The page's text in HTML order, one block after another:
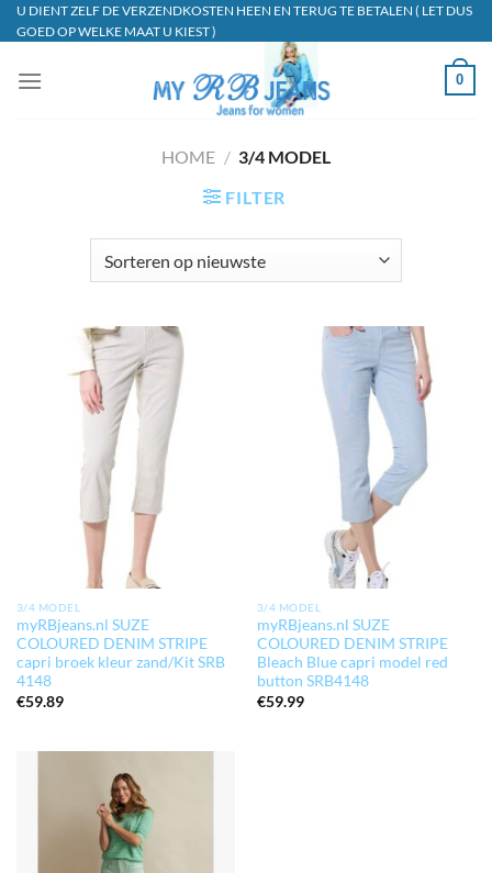
Ga
naar
U DIENT ZELF DE VERZENDKOSTEN HEEN EN TERUG TE BETALEN ( LET DUS
GOED OP WELKE MAAT U KIEST )
0
HOME / 3/4 MODEL
FILTER
3/4 MODEL
myRBjeans.nl SUZE
COLOURED DENIM STRIPE
capri broek kleur zand/Kit SRB
4148
€59.89
3/4 MODEL
myRBjeans.nl SUZE
COLOURED DENIM STRIPE
Bleach Blue capri model red
button SRB4148
€59.99